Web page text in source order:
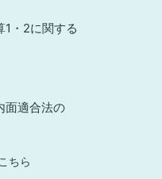
1・2に関する
面適合法の
ちら